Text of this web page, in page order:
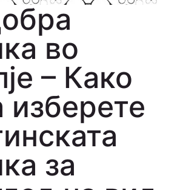
во
– Како
изберете
за